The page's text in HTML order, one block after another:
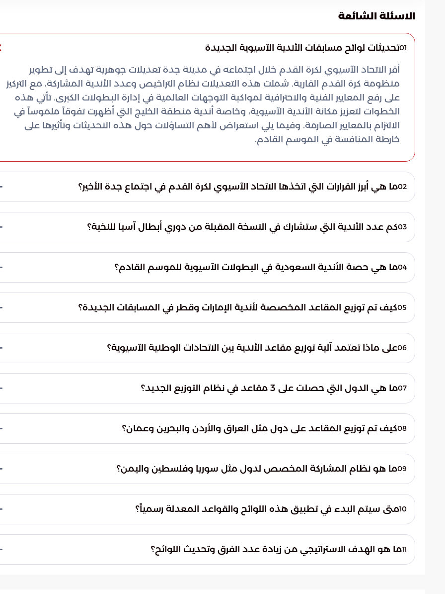
الاسئلة الشائعة
01تحديثات لوائح مسابقات الأندية الآسيوية الجديدة
أقر الاتحاد الآسيوي لكرة القدم خلال اجتماعه في مدينة جدة تعديلات جوهرية تهدف إلى تطوير
منظومة كرة القدم القارية. شملت هذه التعديلات نظام التراخيص وعدد الأندية المشاركة، مع التركيز
على رفع المعايير الفنية والاحترافية لمواكبة التوجهات العالمية في إدارة البطولات الكبرى. تأتي هذه
الخطوات لتعزيز مكانة الأندية الآسيوية، وخاصة أندية منطقة الخليج التي أظهرت تفوقاً ملموساً في
الالتزام بالمعايير الصارمة. وفيما يلي استعراض لأهم التساؤلات حول هذه التحديثات وتأثيرها على
خارطة المنافسة في الموسم القادم.
02ما هي أبرز القرارات التي اتخذها الاتحاد الآسيوي لكرة القدم في اجتماع جدة الأخير؟
الخاصة بها. تهدف هذه القرارات إلى رفع مستويات الاحتراف الرياضي وتطوير المعايير الفنية المتبعة في
البطولات القارية المختلفة، لتواكب التوجهات الحديثة في تنظيم وإدارة المسابقات الكبرى.
03كم عدد الأندية التي ستشارك في النسخة المقبلة من دوري أبطال آسيا للنخبة؟
24 نادياً. استدعى هذا التغيير إعادة تقييم حصص المقاعد الممنوحة للاتحادات الوطنية بما يتناسب
مع النظام الجديد الذي يسعى لمنح مساحة أكبر للتنافس القاري.
04ما هي حصة الأندية السعودية في البطولات الآسيوية للموسم القادم؟
على 3 مقاعد للتأهل المباشر إلى دوري أبطال آسيا للنخبة، ومقعدين لمرحلة التصفيات التمهيدية،
بالإضافة إلى مقعد واحد مباشر للمشاركة في بطولة دوري أبطال آسيا 2.
05كيف تم توزيع المقاعد المخصصة لأندية الإمارات وقطر في المسابقات الجديدة؟
حلت في المرتبة الثالثة بتخصيص 4 مقاعد، منها 3 مقاعد مباشرة في المسابقة الأكبر، مما يعكس
التطور الكبير في البنية التحتية الرياضية لهذه الدول.
06على ماذا تعتمد آلية توزيع مقاعد الأندية بين الاتحادات الوطنية الآسيوية؟
يضمن هذا النظام جودة الأداء في الأدوار المتقدمة، ويخضع الأندية لمعايير ترخيص دقيقة تضمن
بيئة رياضية منظمة ومحترفة في كافة المستويات.
07ما هي الدول التي حصلت على 3 مقاعد في نظام التوزيع الجديد؟
يحقق توازناً في تمثيل القوى الكروية الإقليمية.
08كيف تم توزيع المقاعد على دول مثل العراق والأردن والبحرين وعمان؟
وتركمنستان والكويت. يهدف هذا التوزيع إلى ضمان تمثيل جغرافي واسع يسمح بتطوير كرة القدم في
مختلف أرجاء القارة وتوفير فرص للأندية الصاعدة لإثبات كفاءتها.
09ما هو نظام المشاركة المخصص لدول مثل سوريا وفلسطين واليمن؟
واليمن ولبنان وغيرها. يعتمد هذا النظام على خوض أدوار تأهيلية تسبق النهائيات لضمان وصول
الفرق الأكثر جاهزية، ودمج الاتحادات المتنوعة ضمن المنظومة القارية بشكل تدريجي.
10متى سيتم البدء في تطبيق هذه اللوائح والقواعد المعدلة رسمياً؟
التحضيرات الجارية والتوجهات الحديثة للاتحاد القاري، مما يعطي الاتحادات الوطنية فرصة كافية
لتكييف أنظمتها الداخلية مع المتطلبات الجديدة والمعايير الفنية المطلوبة.
11ما هو الهدف الاستراتيجي من زيادة عدد الفرق وتحديث اللوائح؟